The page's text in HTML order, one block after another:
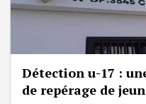
Détection u-17 :
de repérage de